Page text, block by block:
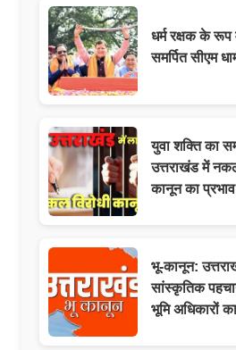
धर्म रक्षक के रूप
समर्पित सीएम
युवा शक्ति का
उत्तराखंड में
कानून का प्रभाव
भू-कानून:
सांस्कृतिक
भूमि अधिकारों